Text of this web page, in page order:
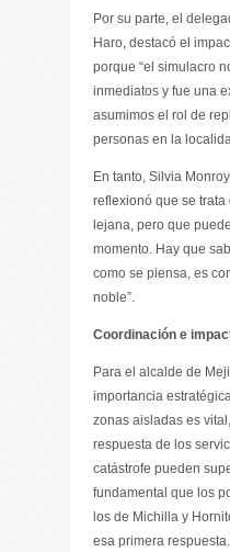
Por su parte, el
Haro, destacó el
porque “el simulacro
inmediatos y fue una
asumimos el rol de
personas en la
En tanto, Silvia
reflexionó que se trata
lejana, pero que
momento. Hay que
como se piensa, es
noble”.
Coordinación e
Para el alcalde de
importancia
zonas aisladas es
respuesta de los
catástrofe pueden
fundamental que los
los de Michilla y
esa primera